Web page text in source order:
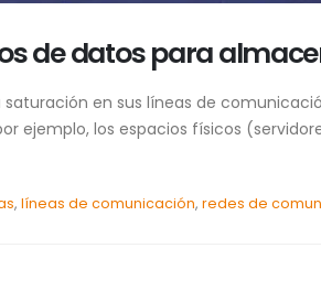
de datos para
en sus líneas de
ejemplo, los espacios físicos
,líneas de comunicación,redes de